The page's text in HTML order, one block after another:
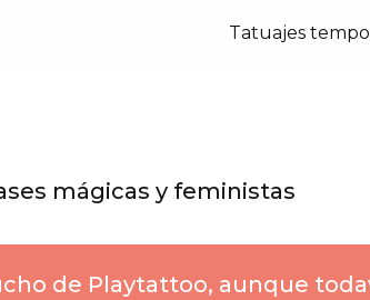
Tatuajes
mágicas y feministas
de Playtattoo, aunque